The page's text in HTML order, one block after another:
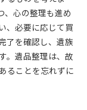
内容
重要性
談
、心の整理も進め
、必要に応じて買
了を確認し、遺族
。遺品整理は、故
ることを忘れずに